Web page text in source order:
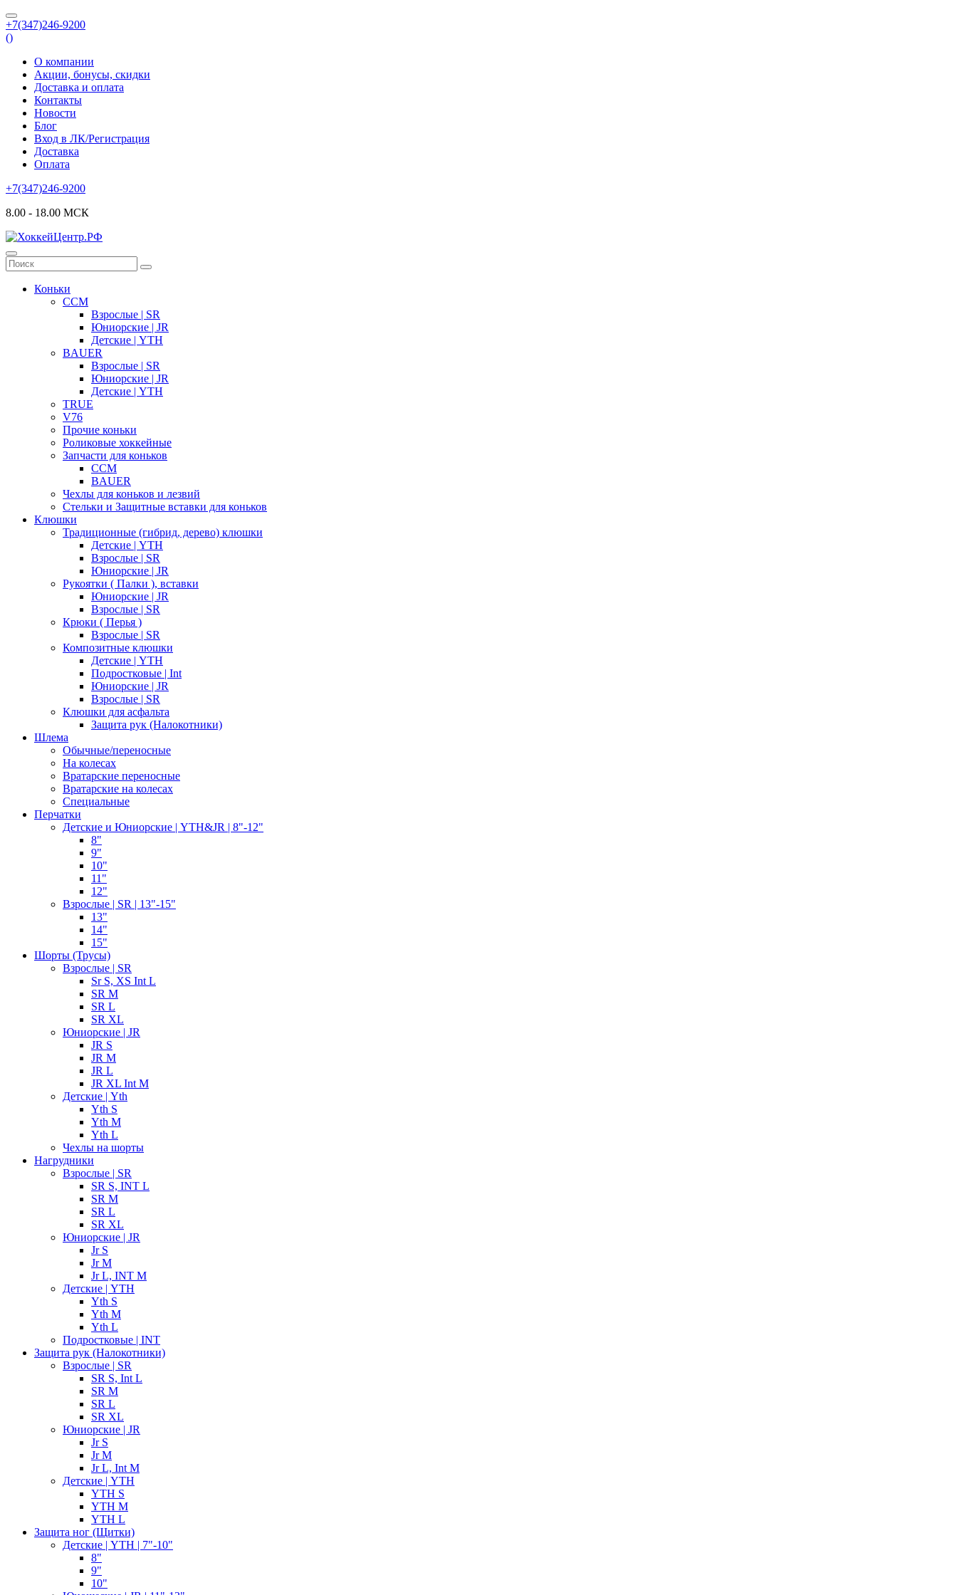
+7(347)246-9200
()
О компании
Акции, бонусы, скидки
Доставка и оплата
Контакты
Новости
Блог
Вход в ЛК/Регистрация
Доставка
Оплата
+7(347)246-9200
8.00 - 18.00 МСК
Коньки
CCM
Взрослые | SR
Юниорские | JR
Детские | YTH
BAUER
Взрослые | SR
Юниорские | JR
Детские | YTH
TRUE
V76
Прочие коньки
Роликовые хоккейные
Запчасти для коньков
CCM
BAUER
Чехлы для коньков и лезвий
Стельки и Защитные вставки для коньков
Клюшки
Традиционные (гибрид, дерево) клюшки
Детские | YTH
Взрослые | SR
Юниорские | JR
Рукоятки ( Палки ), вставки
Юниорские | JR
Взрослые | SR
Крюки ( Перья )
Взрослые | SR
Композитные клюшки
Детские | YTH
Подростковые | Int
Юниорские | JR
Взрослые | SR
Клюшки для асфальта
Защита рук (Налокотники)
Шлема
Обычные/переносные
На колесах
Вратарские переносные
Вратарские на колесах
Специальные
Перчатки
Детские и Юниорские | YTH&JR | 8"-12"
8"
9"
10"
11"
12"
Взрослые | SR | 13"-15"
13"
14"
15"
Шорты (Трусы)
Взрослые | SR
Sr S, XS Int L
SR M
SR L
SR XL
Юниорские | JR
JR S
JR M
JR L
JR XL Int M
Детские | Yth
Yth S
Yth M
Yth L
Чехлы на шорты
Нагрудники
Взрослые | SR
SR S, INT L
SR M
SR L
SR XL
Юниорские | JR
Jr S
Jr M
Jr L, INT M
Детские | YTH
Yth S
Yth M
Yth L
Подростковые | INT
Защита рук (Налокотники)
Взрослые | SR
SR S, Int L
SR M
SR L
SR XL
Юниорские | JR
Jr S
Jr M
Jr L, Int M
Детские | YTH
YTH S
YTH M
YTH L
Защита ног (Щитки)
Детские | YTH | 7"-10"
8"
9"
10"